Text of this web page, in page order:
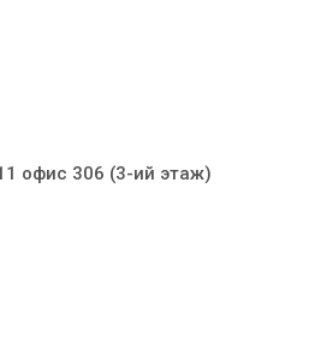
офис 306 (3-ий этаж)